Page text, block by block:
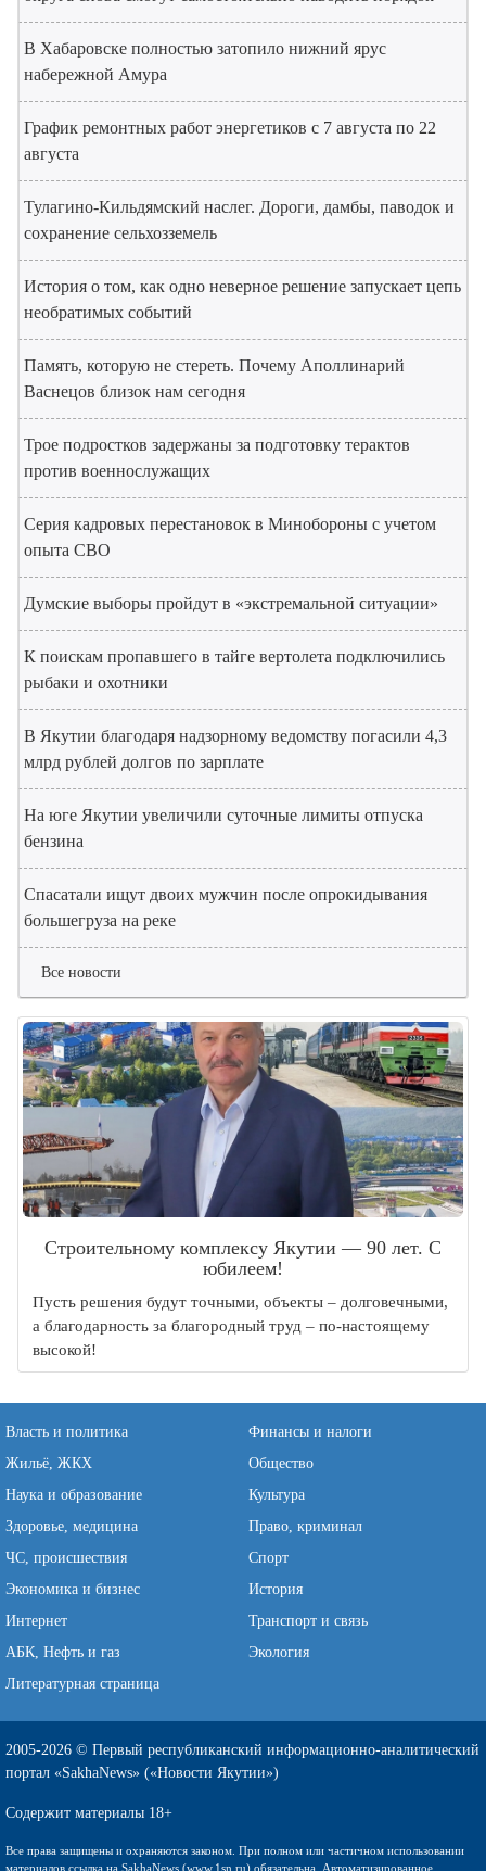
В Хабаровске полностью затопило нижний ярус
набережной Амура
График ремонтных работ энергетиков с 7 августа по 22
августа
Тулагино-Кильдямский наслег. Дороги, дамбы, паводок и
сохранение сельхозземель
История о том, как одно неверное решение запускает цепь
необратимых событий
Память, которую не стереть. Почему Аполлинарий
Васнецов близок нам сегодня
Трое подростков задержаны за подготовку терактов
против военнослужащих
Серия кадровых перестановок в Минобороны с учетом
опыта СВО
Думские выборы пройдут в «экстремальной ситуации»
К поискам пропавшего в тайге вертолета подключились
рыбаки и охотники
В Якутии благодаря надзорному ведомству погасили 4,3
млрд рублей долгов по зарплате
На юге Якутии увеличили суточные лимиты отпуска
бензина
Спасатали ищут двоих мужчин после опрокидывания
большегруза на реке
Все новости
Строительному комплексу Якутии — 90 лет. С
юбилеем!
Пусть решения будут точными, объекты – долговечными,
а благодарность за благородный труд – по-настоящему
высокой!
Власть и политика
Финансы и налоги
Жильё, ЖКХ
Общество
Наука и образование
Культура
Здоровье, медицина
Право, криминал
ЧС, происшествия
Спорт
Экономика и бизнес
История
Интернет
Транспорт и связь
АБК, Нефть и газ
Экология
Литературная страница
2005-2026 © Первый республиканский информационно-аналитический
портал «SakhaNews» («Новости Якутии»)
Содержит материалы 18+
Все права защищены и охраняются законом. При полном или частичном использовании
материалов ссылка на SakhaNews (www.1sn.ru) обязательна. Автоматизированное